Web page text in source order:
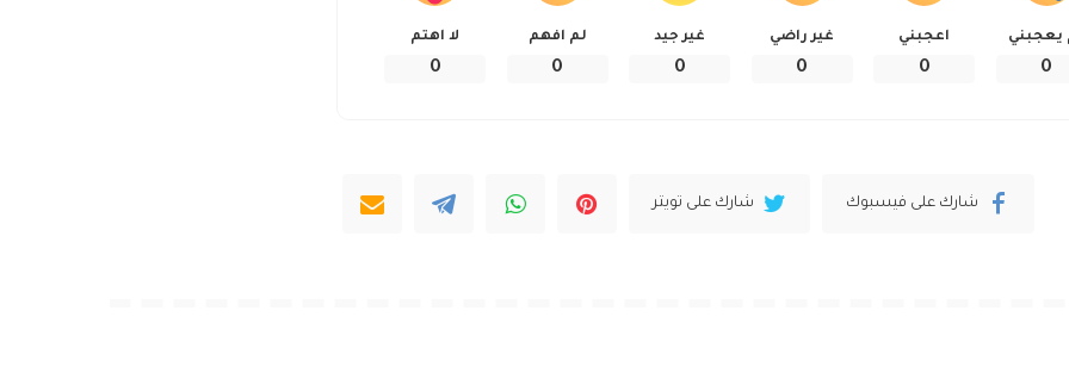
يعجبني
0
اعجبني
0
غير راضي
0
غير جيد
0
لم افهم
0
لا اهتم
0
شارك على فيسبوك شارك على تويتر